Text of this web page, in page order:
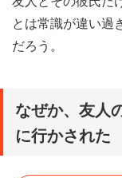
とは常識が違い過
だろう。
なぜか、友人
に行かされた